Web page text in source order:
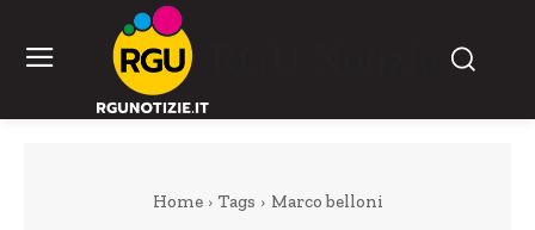
Home Tags Marco belloni